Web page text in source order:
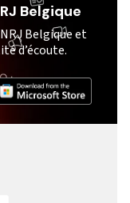
Belgique
Belgique et
d’écoute.